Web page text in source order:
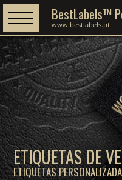
ETIQUETAS DE
ETIQUETAS
BestLabels™
www.bestlabels.pt